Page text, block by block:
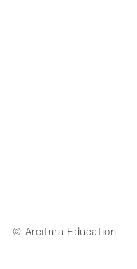
© Arcitura Education